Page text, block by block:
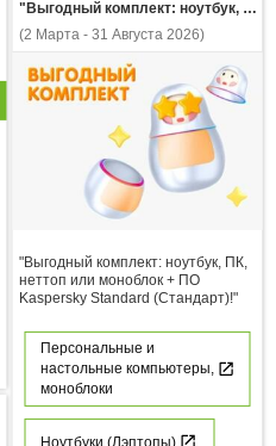
"Выгодный комплект: ноутбук, ПК, неттоп или моноблок + ПО Kaspersky Standard (Стандарт)!"
(2 Марта - 31 Августа 2026)
"Выгодный комплект: ноутбук, ПК,
неттоп или моноблок + ПО
Kaspersky Standard (Стандарт)!"
Персональные и
настольные компьютеры,
моноблоки
Ноутбуки (Лэптопы)